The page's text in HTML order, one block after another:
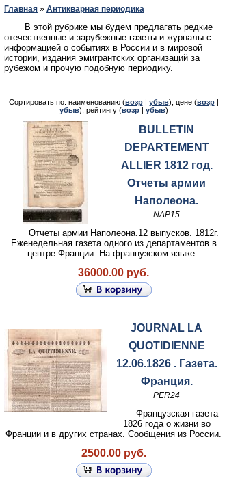
Главная » Антикварная периодика
В этой рубрике мы будем предлагать редкие
отечественные и зарубежные газеты и журналы с
информацией о событиях в России и в мировой
истории, издания эмигрантских организаций за
рубежом и прочую подобную периодику.
Сортировать по: наименованию (возр| убыв), цене (возр|
убыв), рейтингу (возр| убыв)
BULLETIN
DEPARTEMENT
ALLIER 1812 год.
Отчеты армии
Наполеона.
NAP15
Отчеты армии Наполеона.12 выпусков. 1812г.
Еженедельная газета одного из департаментов в
центре Франции. На французском языке.
36000.00 руб.
JOURNAL LA
QUOTIDIENNE
12.06.1826 . Газета.
Франция.
PER24
Французская газета
1826 года о жизни во
Франции и в других странах. Сообщения из России.
2500.00 руб.